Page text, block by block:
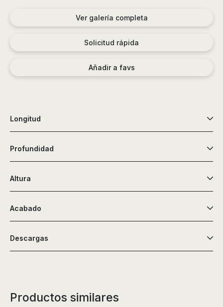
Ver galería completa
Solicitud rápida
Añadir a favs
Longitud
Profundidad
Altura
Acabado
Descargas
Productos similares